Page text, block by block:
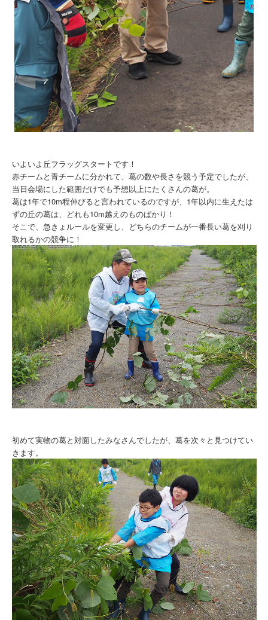
いよいよ丘フラッグスタートです！
赤チームと青チームに分かれて、葛の数や長さを競う予定でしたが、
当日会場にした範囲だけでも予想以上にたくさんの葛が。
葛は1年で10m程伸びると言われているのですが、1年以内に生えたは
ずの丘の葛は、どれも10m越えのものばかり！
そこで、急きょルールを変更し、どちらのチームが一番長い葛を刈り
取れるかの競争に！
初めて実物の葛と対面したみなさんでしたが、葛を次々と見つけてい
きます。